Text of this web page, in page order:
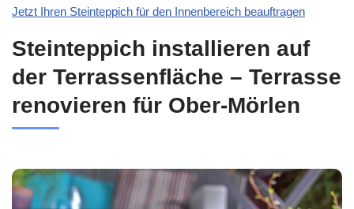
Jetzt Ihren Steinteppich für den Innenbereich beauftragen
Steinteppich installieren auf
der Terrassenfläche – Terrasse
renovieren für Ober-Mörlen